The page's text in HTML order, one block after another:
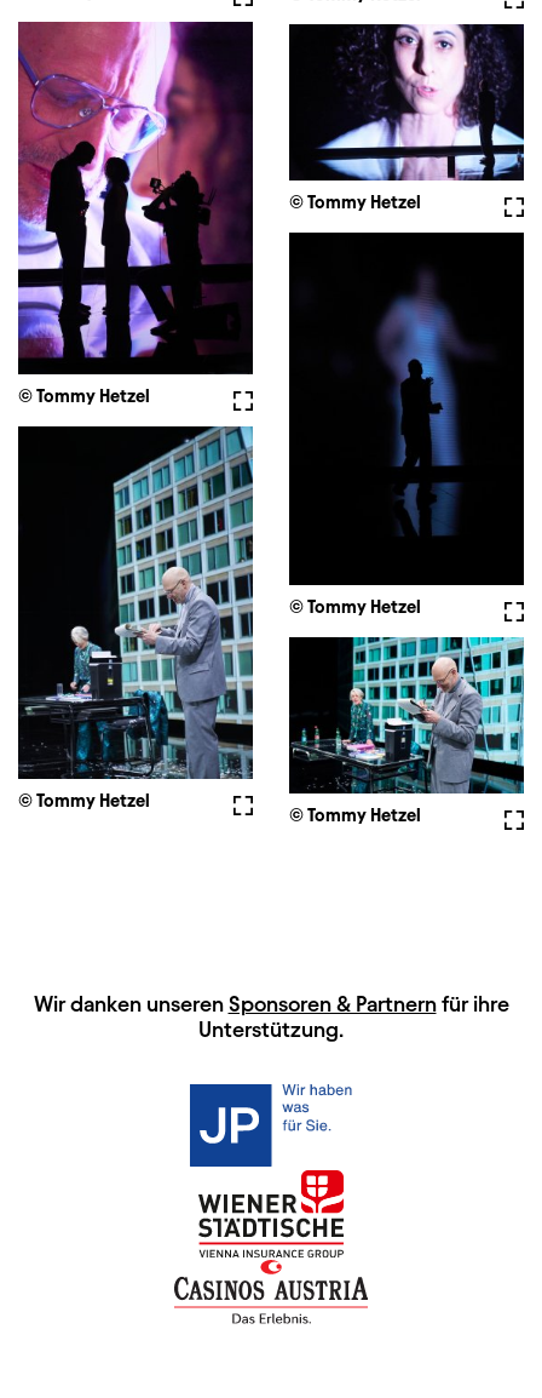
Vollbild
© Tommy Hetzel
© Tommy Hetzel
© Tommy Hetzel
Vollbild
© Tommy Hetzel
© Tommy Hetzel
HAUPTSPONSOREN
Wir danken unseren Sponsoren & Partnernfür ihre
Unterstützung.